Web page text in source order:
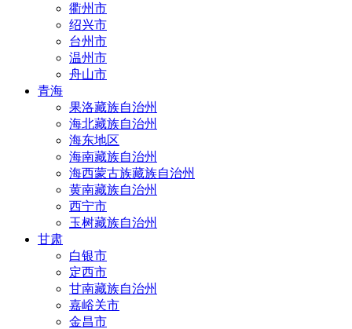
衢州市
绍兴市
台州市
温州市
舟山市
青海
果洛藏族自治州
海北藏族自治州
海东地区
海南藏族自治州
海西蒙古族藏族自治州
黄南藏族自治州
西宁市
玉树藏族自治州
甘肃
白银市
定西市
甘南藏族自治州
嘉峪关市
金昌市